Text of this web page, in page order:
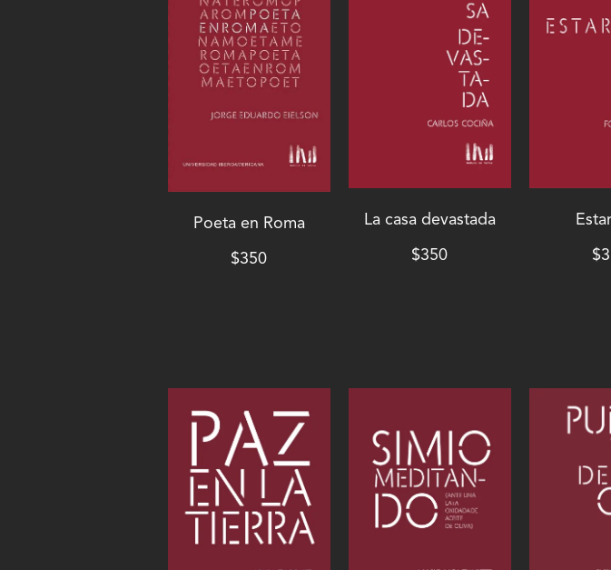
Poeta en Roma
$350
La casa devastada
$350 $